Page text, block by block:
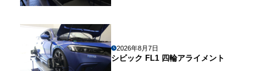
2026年8月7日
シビック FL1 四輪アライメント